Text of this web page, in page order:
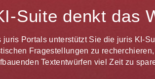
Suite denkt das
Portals unterstützt Sie die juris KI-
Fragestellungen zu
Textentwürfen viel Zeit zu